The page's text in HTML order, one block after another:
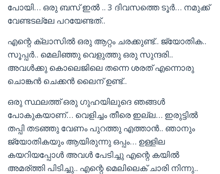
പോയി… ഒരു ബസ്‌ ഇൽ .. 3 ദിവസത്തെ ടൂർ… നമുക്ക്
വേണ്ടടല്ലേ പറയേണ്ടത്..
എന്റെ ക്ലാസിൽ ഒരു ആറ്റം ചരക്കുണ്ട്.. ജ്യോതിക..
സൂപ്പർ.. മെലിഞ്ഞു വെളുത്തു ഒരു സുന്ദരി..
അവൾക്കു കൊലെജിലെ തന്നെ ശരത് എന്നൊരു
ചൊങ്കൻ ചെക്കൻ ലൈന് ഉണ്ട്..
ഒരു സ്ഥലത്ത് ഒരു ഗുഹയിലുദെ ഞങ്ങൾ
പോകുകയാണ്… വെളിച്ചം തീരെ ഇല്ല… ഇരുട്ടിൽ
തപ്പി തടഞ്ഞു വേണം പുറത്തു എത്താൻ.. ഞാനും
ജ്യോതികയും ആയിരുന്നു ഒപ്പം… ഉള്ളില
കയറിയപ്പോൾ അവൾ പേടിച്ചു എന്റെ കയിൽ
അമര്ത്തി പിടിച്ചു.. എന്റെ മെലിലെക് ചാരി നിന്നു..